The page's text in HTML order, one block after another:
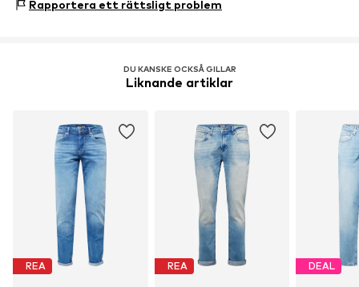
Artikelnr. CAJ0893001000001
Rapportera ett rättsligt problem
DU KANSKE OCKSÅ GILLAR
Liknande artiklar
REA REA DEAL